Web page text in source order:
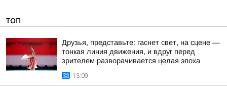
ТОП
Друзья, представьте: гаснет свет, на сцене —
тонкая линия движения, и вдруг перед
зрителем разворачивается целая эпоха
13:09